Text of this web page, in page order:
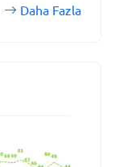
Daha Fazla